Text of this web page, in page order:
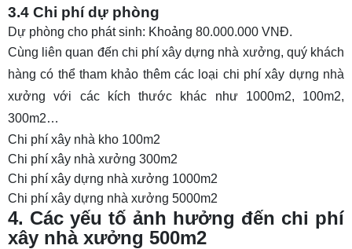
3.4 Chi phí dự phòng
Dự phòng cho phát sinh: Khoảng 80.000.000 VNĐ.
Cùng liên quan đến chi phí xây dựng nhà xưởng, quý khách
hàng có thể tham khảo thêm các loại chi phí xây dựng nhà
xưởng với các kích thước khác như 1000m2, 100m2,
300m2…
Chi phí xây nhà kho 100m2
Chi phí xây nhà xưởng 300m2
Chi phí xây dựng nhà xưởng 1000m2
Chi phí xây dựng nhà xưởng 5000m2
4. Các yếu tố ảnh hưởng đến chi phí
xây nhà xưởng 500m2